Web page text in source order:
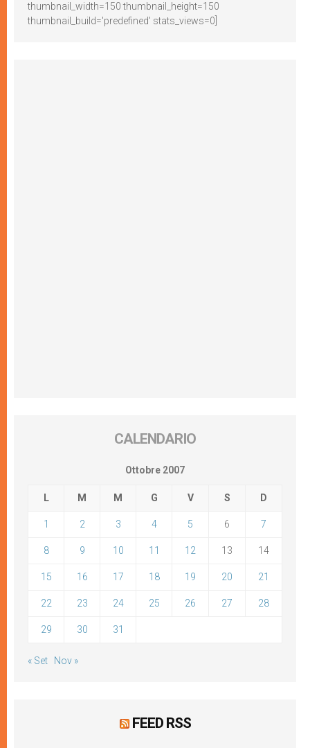
thumbnail_width=150 thumbnail_height=150
thumbnail_build='predefined' stats_views=0]
CALENDARIO
Ottobre 2007
L M M G V S D
1 2 3 4 5 6 7
8 9 10 11 12 13 14
15 16 17 18 19 20 21
22 23 24 25 26 27 28
29 30 31
« Set Nov »
FEED RSS